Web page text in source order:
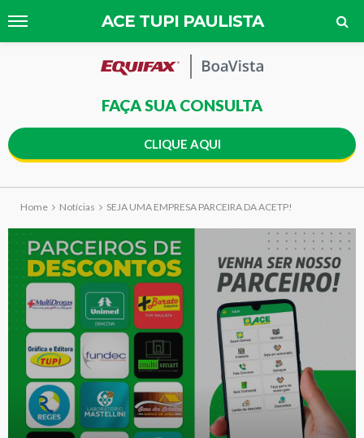
ACE TUPI PAULISTA
FAÇA SUA CONSULTA
CLIQUE AQUI
Home Notícias SEJA UMA EMPRESA PARCEIRA DA ACETP!